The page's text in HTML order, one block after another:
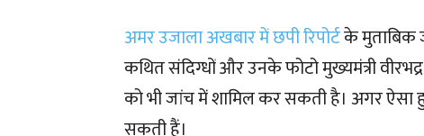
अमर उजाला अखबार में छपी रिपोर्टके मुताबिक
कथित संदिग्धों और उनके फोटो मुख्यमंत्री
को भी जांच में शामिल कर सकती है। अगर ऐसा
सकती हैं।